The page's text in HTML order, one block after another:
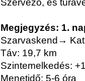
Megjegyzés: 1.
Szarvaskend→
Táv: 19,7 km
Szintemelkedés:
Menetidő: 5-6 óra